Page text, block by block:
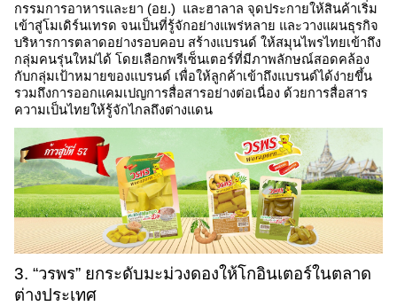
กรรมการอาหารและยา (อย.)  และฮาลาล จุดประกายให้สินค้าเริ่ม
เข้าสู่โมเดิร์นเทรด จนเป็นที่รู้จักอย่างแพร่หลาย และวางแผนธุรกิจ
บริหารการตลาดอย่างรอบคอบ สร้างแบรนด์ ให้สมุนไพรไทยเข้าถึง
กลุ่มคนรุ่นใหม่ได้ โดยเลือกพรีเซ็นเตอร์ที่มีภาพลักษณ์สอดคล้อง
กับกลุ่มเป้าหมายของแบรนด์ เพื่อให้ลูกค้าเข้าถึงแบรนด์ได้ง่ายขึ้น
รวมถึงการออกแคมเปญการสื่อสารอย่างต่อเนื่อง ด้วยการสื่อสาร
ความเป็นไทยให้รู้จักไกลถึงต่างแดน
3. “วรพร” ยกระดับมะม่วงดองให้โกอินเตอร์ในตลาด
ต่างประเทศ